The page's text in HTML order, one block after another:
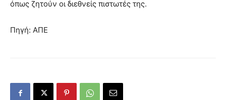
όπως ζητούν οι διεθνείς πιστωτές της.
Πηγή: ΑΠΕ